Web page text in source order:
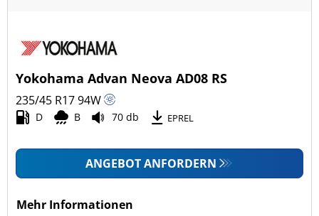
Yokohama Advan Neova AD08 RS
235/45 R1794W
D B 70 db EPREL
ANGEBOT ANFORDERN
Mehr Informationen